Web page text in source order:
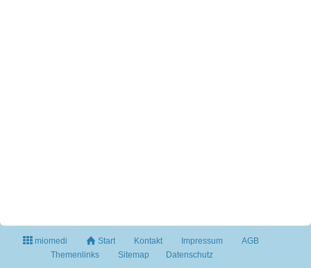
miomedi Start Kontakt Impressum
AGB
Themenlinks
Sitemap Datenschutz